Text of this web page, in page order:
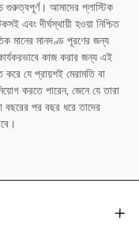
গুরুত্বপূর্ণ। আমাদের প্লাস্টিক
এবং দীর্ঘস্থায়ী হওয়া নিশ্চিত
মানের মানদণ্ড পূরণের জন্য
কাজ করার জন্য এই
যে প্রায়শই মেরামতি বা
করতে পারেন, জেনে যে তারা
বছরের পর বছর ধরে তাদের